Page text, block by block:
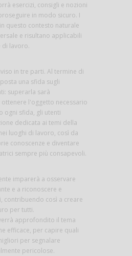
esercizi, consigli e nozioni
in modo sicuro. I
questo contesto naturale
e risultano applicabili
di lavoro.
in tre parti. Al termine di
una sfida sugli
superarla sarà
l'oggetto necessario
ogni sfida, gli utenti
dedicata ai temi della
luoghi di lavoro, così da
conoscenze e diventare
sempre più consapevoli.
imparerà a osservare
e a riconoscere e
contribuendo così a creare
per tutti.
approfondito il tema
efficace, per capire quali
per segnalare
pericolose.